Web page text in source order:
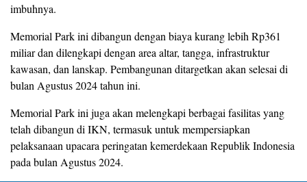
imbuhnya.
Memorial Park ini dibangun dengan biaya kurang lebih Rp361
miliar dan dilengkapi dengan area altar, tangga, infrastruktur
kawasan, dan lanskap. Pembangunan ditargetkan akan selesai di
bulan Agustus 2024 tahun ini.
Memorial Park ini juga akan melengkapi berbagai fasilitas yang
telah dibangun di IKN, termasuk untuk mempersiapkan
pelaksanaan upacara peringatan kemerdekaan Republik Indonesia
pada bulan Agustus 2024.